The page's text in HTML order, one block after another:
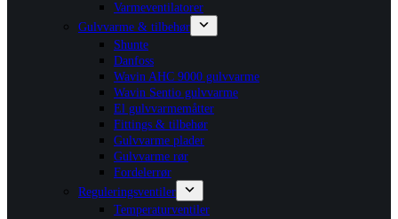
Varmeventilatorer
Gulvvarme & tilbehør
Shunte
Danfoss
Wavin AHC 9000 gulvvarme
Wavin Sentio gulvvarme
El gulvvarmemåtter
Fittings & tilbehør
Gulvvarme plader
Gulvvarme rør
Fordelerrør
Reguleringsventiler
Temperaturventiler